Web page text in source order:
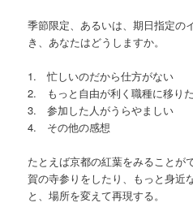
季節限定、あるいは、期日指定の
き、あなたはどうしますか。
1. 忙しいのだから仕方がない
2. もっと自由が利く職種に移り
3. 参加した人がうらやましい
4. その他の感想
たとえば京都の紅葉をみることが
賀の寺参りをしたり、もっと身近
と、場所を変えて再現する。